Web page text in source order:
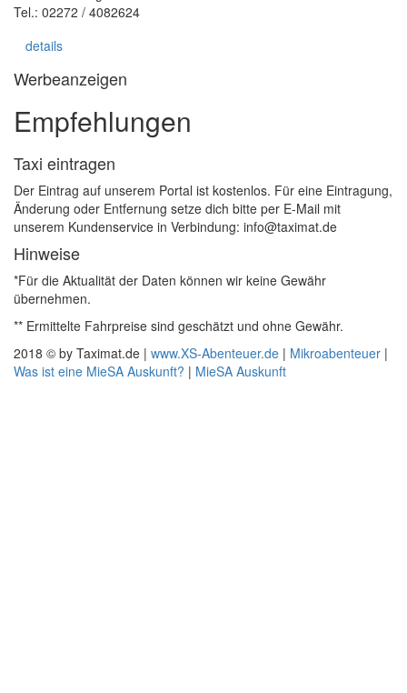
Tel.: 02272 / 4082624
details
Werbeanzeigen
Empfehlungen
Taxi eintragen
Der Eintrag auf unserem Portal ist kostenlos. Für eine Eintragung,
Änderung oder Entfernung setze dich bitte per E-Mail mit
unserem Kundenservice in Verbindung: info@taximat.de
Hinweise
*Für die Aktualität der Daten können wir keine Gewähr
übernehmen.
** Ermittelte Fahrpreise sind geschätzt und ohne Gewähr.
2018 © by Taximat.de | www.XS-Abenteuer.de | Mikroabenteuer |
Was ist eine MieSA Auskunft? | MieSA Auskunft